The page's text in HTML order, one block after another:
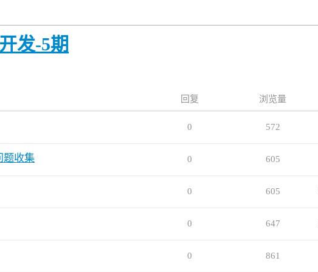
发-5期
回复 浏览量
0 572
题收集 0 605
0 605
0 647
0 861